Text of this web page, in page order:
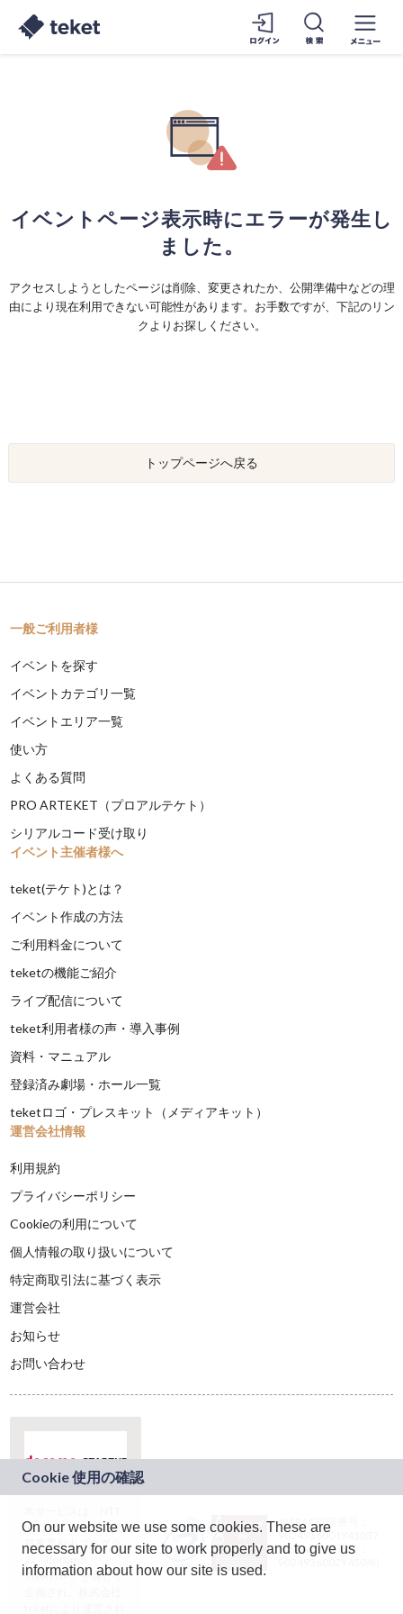
イベントページ表示時にエラーが発生し
ました。
アクセスしようとしたページは削除、変更されたか、公開準備中などの理
由により現在利用できない可能性があります。お手数ですが、下記のリン
クよりお探しください。
トップページへ戻る
一般ご利用者様
イベントを探す
イベントカテゴリ一覧
イベントエリア一覧
使い方
よくある質問
PRO ARTEKET（プロアルテケト）
シリアルコード受け取り
イベント主催者様へ
teket(テケト)とは？
イベント作成の方法
ご利用料金について
teketの機能ご紹介
ライブ配信について
teket利用者様の声・導入事例
資料・マニュアル
登録済み劇場・ホール一覧
teketロゴ・プレスキット（メディアキット）
運営会社情報
利用規約
プライバシーポリシー
Cookieの利用について
個人情報の取り扱いについて
特定商取引法に基づく表示
運営会社
お知らせ
お問い合わせ
ドコモグループの新
規事業創出プログラ
ム「docomo
STARTUP」を通じて
JASRAC許諾番号：
9024936001Y45037
JASRAC許諾番号：
On our website we use some cookies. These are
necessary for our site to work properly and to give us
information about how our site is used.